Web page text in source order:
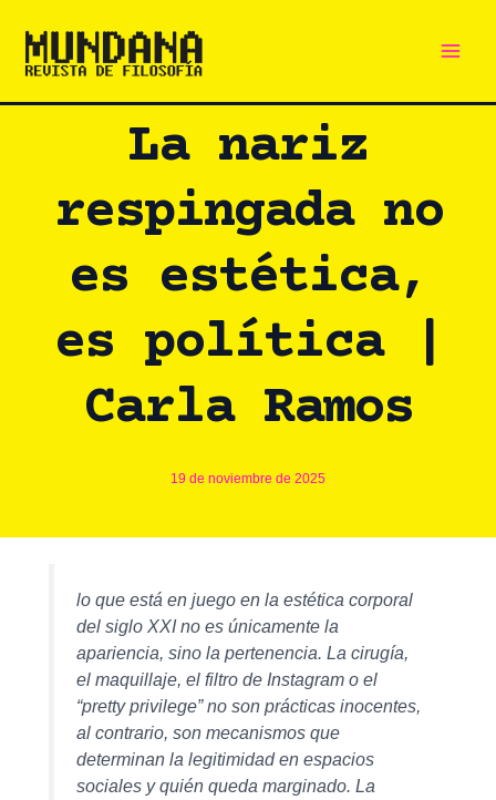
al
La nariz
respingada no
es estética,
es política |
Carla Ramos
19 de noviembre de 2025
lo que está en juego en la estética corporal
del siglo XXI no es únicamente la
apariencia, sino la pertenencia. La cirugía,
el maquillaje, el filtro de Instagram o el
“pretty privilege” no son prácticas inocentes,
al contrario, son mecanismos que
determinan la legitimidad en espacios
sociales y quién queda marginado. La